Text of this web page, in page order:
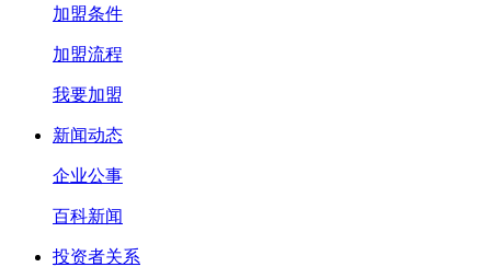
加盟条件
加盟流程
我要加盟
新闻动态
企业公事
百科新闻
投资者关系